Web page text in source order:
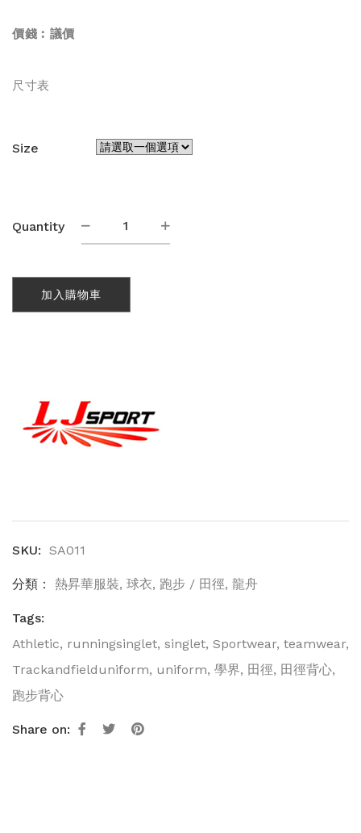
價錢︰ 議價
尺寸表
Size
Quantity
熱
昇
田
徑
背
加入購物車
SKU: SA011
分類： 熱昇華服裝, 球衣, 跑步 / 田徑, 龍舟
Tags:
Athletic, runningsinglet, singlet, Sportwear, teamwear,
Trackandfielduniform, uniform, 學界, 田徑, 田徑背心,
跑步背心
Share on: